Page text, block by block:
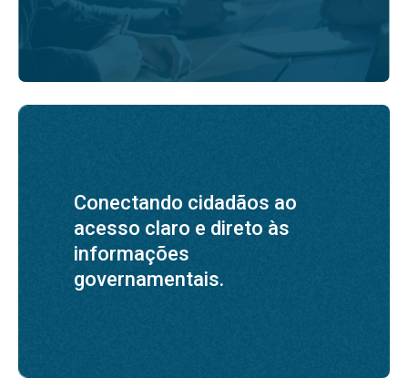
Conectando cidadãos ao
acesso claro e direto às
informações
governamentais.